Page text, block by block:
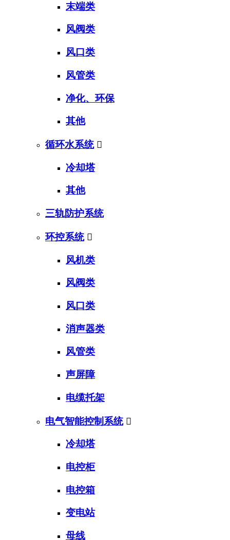
末端类
风阀类
风口类
风管类
净化、环保
其他
循环水系统 
冷却塔
其他
三轨防护系统
环控系统 
风机类
风阀类
风口类
消声器类
风管类
声屏障
电缆托架
电气智能控制系统 
冷却塔
电控柜
电控箱
变电站
母线